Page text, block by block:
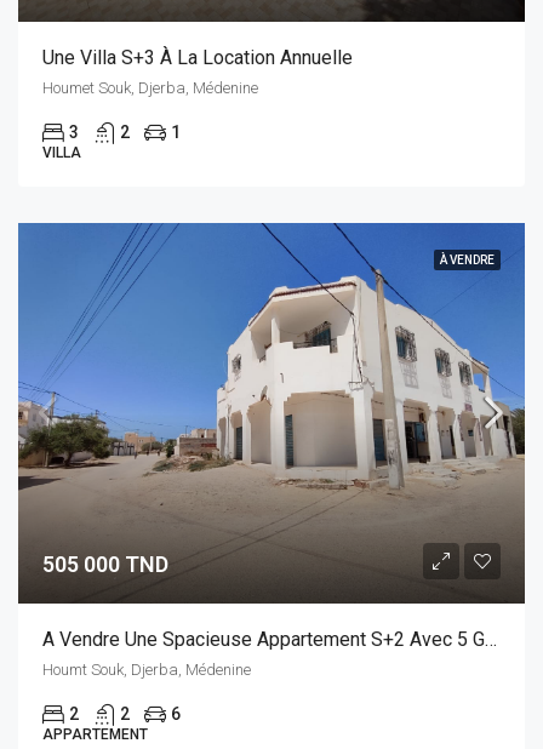
Une Villa S+3 À La Location Annuelle
Houmet Souk, Djerba, Médenine
3 2 1
VILLA
À VENDRE
505 000 TND
A Vendre Une Spacieuse Appartement S+2 Avec 5 Garages En RDC.
Houmt Souk, Djerba, Médenine
2 2 6
APPARTEMENT